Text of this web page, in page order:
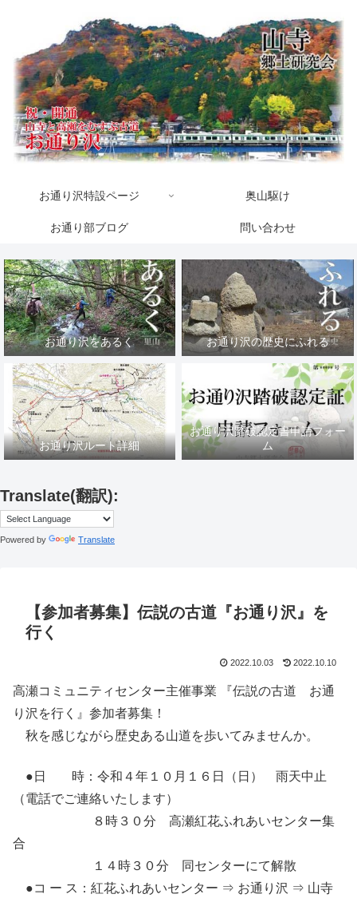
お通り沢特設ページ 奥山駆け
お通り部ブログ 問い合わせ
お通り沢をあるく お通り沢の歴史にふれる
お通り沢ルート詳細
お通り沢踏破認定書申請フォー
ム
Translate(翻訳):
Powered by Translate
【参加者募集】伝説の古道『お通り沢』を
行く
2022.10.03 2022.10.10
高瀬コミュニティセンター主催事業 『伝説の古道 お通
り沢を行く』参加者募集！
秋を感じながら歴史ある山道を歩いてみませんか。
●日 時：令和４年１０月１６日（日） 雨天中止
（電話でご連絡いたします）
８時３０分 高瀬紅花ふれあいセンター集
合
１４時３０分 同センターにて解散
●コ ー ス：紅花ふれあいセンター ⇒ お通り沢 ⇒ 山寺